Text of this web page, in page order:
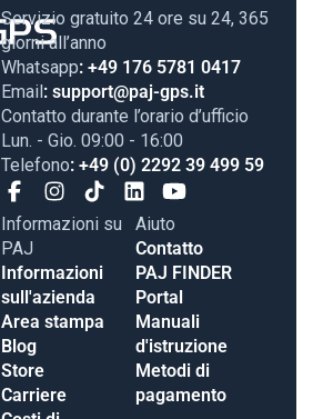
Servizio gratuito 24 ore su 24, 365
giorni all’anno
Whatsapp: +49 176 5781 0417
Email: support@paj-gps.it
Contatto durante l’orario d’ufficio
Lun. - Gio. 09:00 - 16:00
Telefono: +49 (0) 2292 39 499 59
Informazioni su
PAJ
Informazioni
sull'azienda
Area stampa
Blog
Store
Carriere
Aiuto
Contatto
PAJ FINDER
Portal
Manuali
d'istruzione
Metodi di
pagamento